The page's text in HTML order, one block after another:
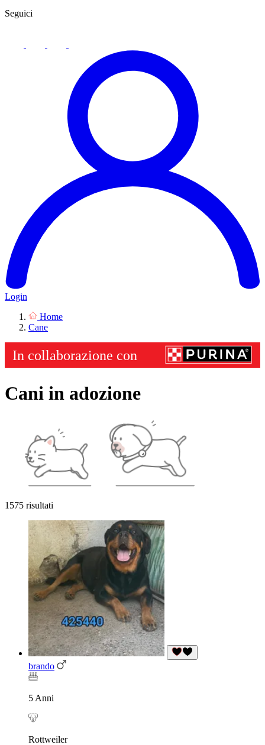
Seguici
Login
Home
Cane
Cani in adozione
1575 risultati
brando
5 Anni
Rottweiler